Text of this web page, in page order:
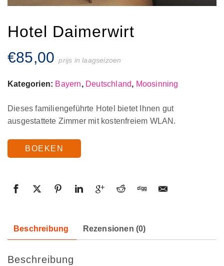
Hotel Daimerwirt
€85,00 prijs in laagseizoen
Kategorien: Bayern, Deutschland, Moosinning
Dieses familiengeführte Hotel bietet Ihnen gut
ausgestattete Zimmer mit kostenfreiem WLAN.
BOEKEN
Beschreibung Rezensionen (0)
Beschreibung